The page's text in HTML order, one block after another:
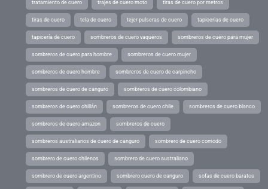
tratamiento de cuero trajes de cuero moto tiras de cuero por metros
tiras de cuero tela de cuero tejer pulseras de cuero tapicerias de cuero
tapicería de cuero sombreros de cuero vaqueros sombreros de cuero para mujer
sombreros de cuero para hombre sombreros de cuero mujer
sombreros de cuero hombre sombreros de cuero de carpincho
sombreros de cuero de canguro sombreros de cuero colombiano
sombreros de cuero chillán sombreros de cuero chile sombreros de cuero blanco
sombreros de cuero amazon sombreros de cuero
sombreros australianos de cuero de canguro sombrero de cuero comodo
sombrero de cuero chilenos sombrero de cuero australiano
sombrero de cuero argentino sombrero cuero de canguro sofas de cuero baratos